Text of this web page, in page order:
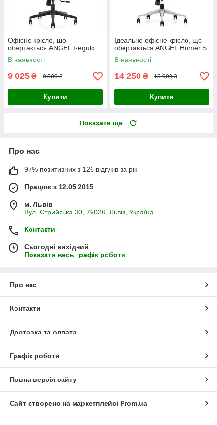
Офісне крісло, що
обертається ANGEL Regulo
В наявності
9 025 ₴ 9 500 ₴
Купити
Ідеальне офісне крісло, що
обертається ANGEL Homer S
В наявності
14 250 ₴ 15 000 ₴
Купити
Показати ще
Про нас
97% позитивних з 126 відгуків за рік
Працює з 12.05.2015
м. Львів
Вул. Стрийська 30, 79026, Львів, Україна
Контакти
Сьогодні вихідний
Показати весь графік роботи
Про нас
Контакти
Доставка та оплата
Графік роботи
Повна версія сайту
Сайт створено на маркетплейсі Prom.ua